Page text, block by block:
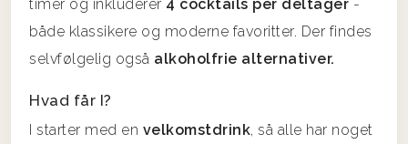
timer og inkluderer 4 cocktails per deltager -
både klassikere og moderne favoritter. Der findes
selvfølgelig også alkoholfrie alternativer.
Hvad får I?
I starter med en velkomstdrink, så alle har noget